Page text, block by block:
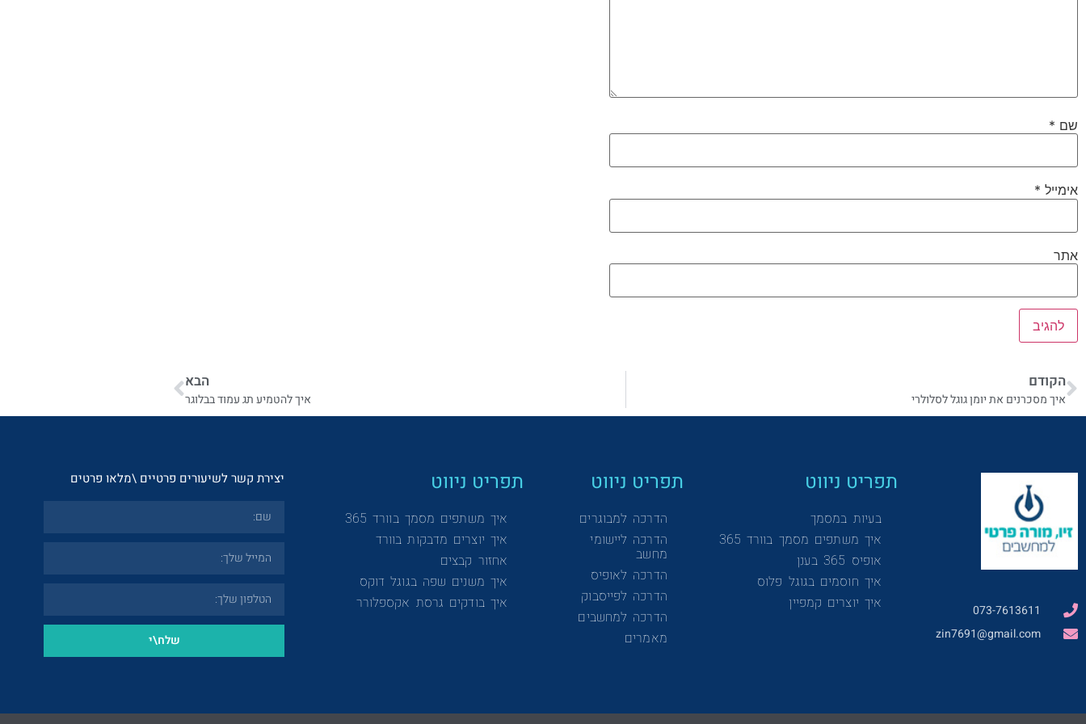
שם *
אימייל *
אתר
הקודם
איך מסכרנים את יומן גוגל לסלולרי
הבא
איך להטמיע תג עמוד בבלוגר
073-7613611
zin7691@gmail.com
תפריט ניווט
בעיות במסמך
איך משתפים מסמך בוורד 365
אופיס 365 בענן
איך חוסמים בגוגל פלוס
איך יוצרים קמפיין
תפריט ניווט
הדרכה למבוגרים
הדרכה ליישומי
מחשב
הדרכה לאופיס
הדרכה לפייסבוק
הדרכה למחשבים
מאמרים
תפריט ניווט
איך משתפים מסמך בוורד 365
איך יוצרים מדבקות בוורד
אחזור קבצים
איך משנים שפה בגוגל דוקס
איך בודקים גרסת אקספלורר
יצירת קשר לשיעורים פרטיים \מלאו פרטים
שלח\י